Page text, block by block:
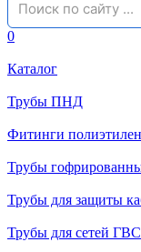
0
Каталог
Трубы ПНД
Фитинги
Трубы
Трубы для защиты
Трубы для сетей